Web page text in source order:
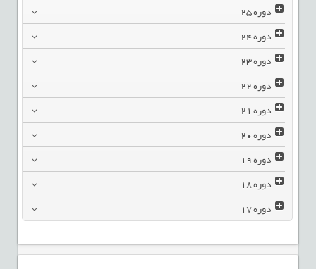
دوره25
دوره24
دوره23
دوره22
دوره21
دوره20
دوره19
دوره18
دوره17